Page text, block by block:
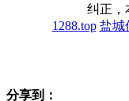
纠正，
1288.top 盐城
分享到：